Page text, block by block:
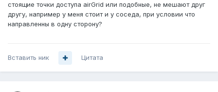
стоящие точки доступа airGrid или подобные, не мешают друг
другу, например у меня стоит и у соседа, при условии что
направленны в одну сторону?
Вставить ник Цитата